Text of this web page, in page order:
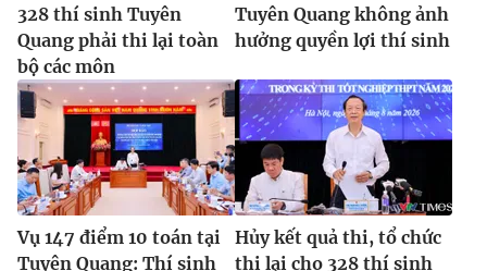
328 thí sinh Tuyên
Quang phải thi lại toàn
bộ các môn
Tuyên Quang không ảnh
hưởng quyền lợi thí sinh
Vụ 147 điểm 10 toán tại
Tuyên Quang: Thí sinh
Hủy kết quả thi, tổ chức
thi lại cho 328 thí sinh